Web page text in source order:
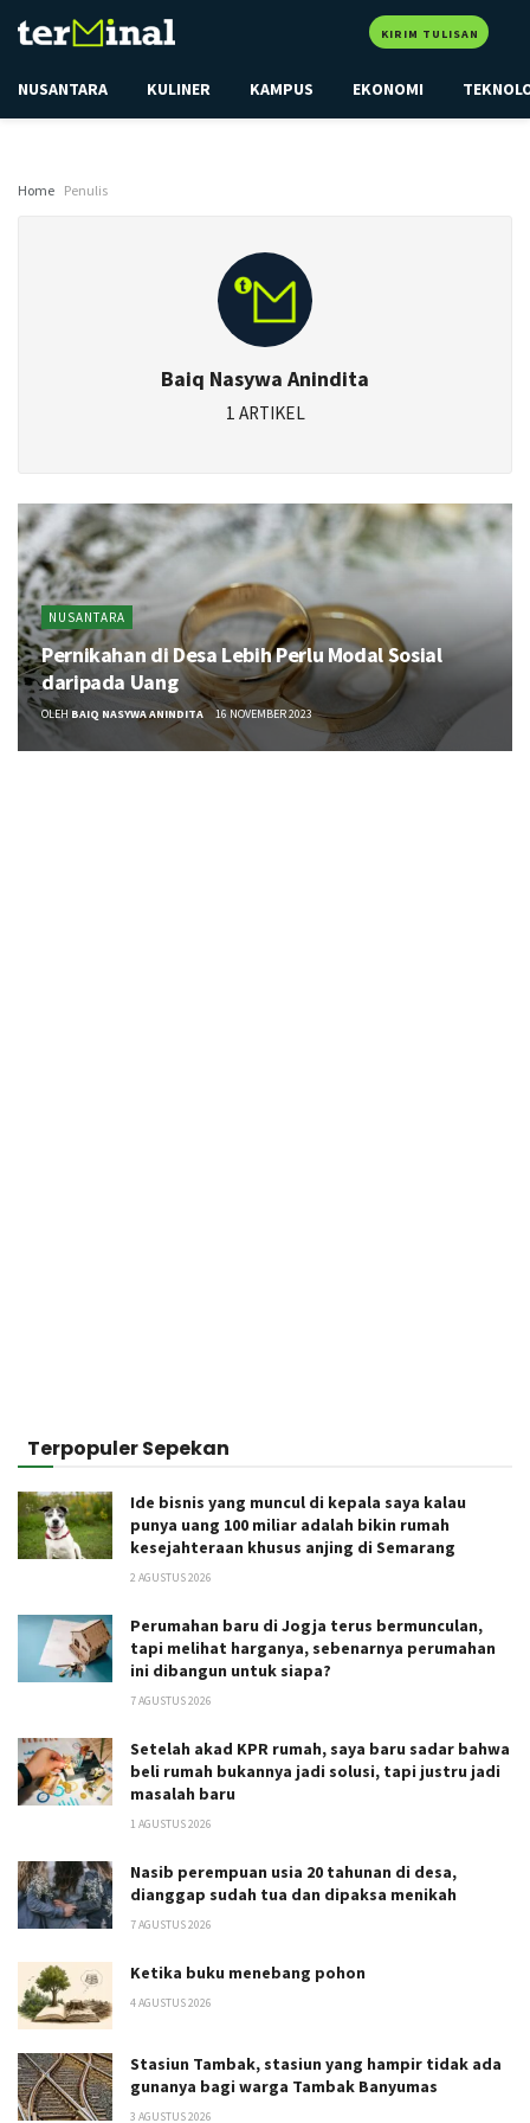
KIRIM TULISAN
NUSANTARA KULINER KAMPUS EKONOMI
Home Penulis
Baiq Nasywa Anindita
1 ARTIKEL
NUSANTARA
Pernikahan di Desa Lebih Perlu Modal Sosial
daripada Uang
OLEH BAIQ NASYWA ANINDITA 16 NOVEMBER 2023
Terpopuler Sepekan
Ide bisnis yang muncul di kepala saya kalau
punya uang 100 miliar adalah bikin rumah
kesejahteraan khusus anjing di Semarang
2 AGUSTUS 2026
Perumahan baru di Jogja terus bermunculan,
tapi melihat harganya, sebenarnya perumahan
ini dibangun untuk siapa?
7 AGUSTUS 2026
Setelah akad KPR rumah, saya baru sadar bahwa
beli rumah bukannya jadi solusi, tapi justru jadi
masalah baru
1 AGUSTUS 2026
Nasib perempuan usia 20 tahunan di desa,
dianggap sudah tua dan dipaksa menikah
7 AGUSTUS 2026
Ketika buku menebang pohon
4 AGUSTUS 2026
Stasiun Tambak, stasiun yang hampir tidak ada
gunanya bagi warga Tambak Banyumas
3 AGUSTUS 2026